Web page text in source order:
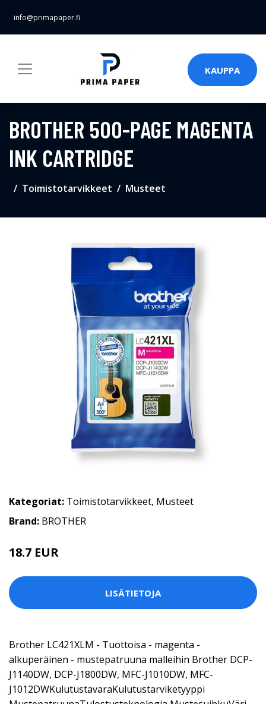
info@primapaper.fi
KAUPPA
BROTHER 500-PAGE MAGENTA
INK CARTRIDGE
Toimistotarvikkeet Musteet
Kategoriat: Toimistotarvikkeet, Musteet
Brand: BROTHER
18.7 EUR
LISÄTIETOJA
Brother LC421XLM - Tuottoisa - magenta -
alkuperäinen - mustepatruuna malleihin Brother DCP-
J1140DW, DCP-J1800DW, MFC-J1010DW, MFC-
J1012DWKulutustavaraKulutustarviketyyppi